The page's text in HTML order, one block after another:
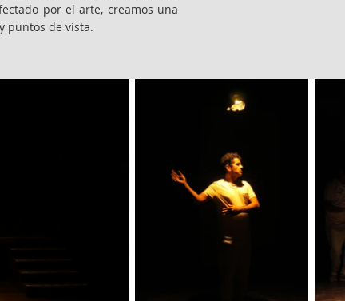
por el arte, creamos una
puntos de vista.